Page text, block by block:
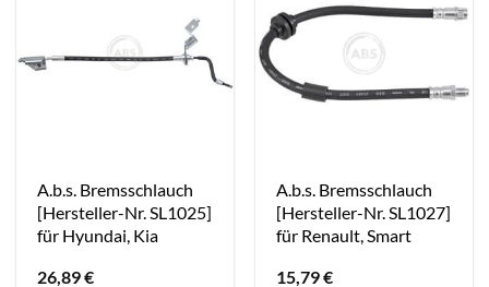
A.b.s. Bremsschlauch
[Hersteller-Nr. SL1025]
für Hyundai, Kia
26,89€
A.b.s. Bremsschlauch
[Hersteller-Nr. SL1027]
für Renault, Smart
15,79€